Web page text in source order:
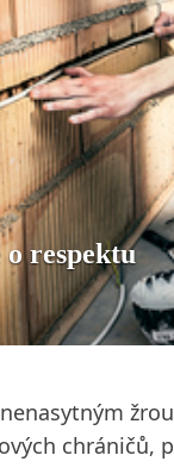
respektu
chráničů,